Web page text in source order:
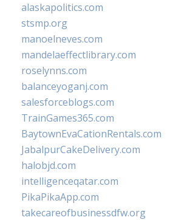
alaskapolitics.com
stsmp.org
manoelneves.com
mandelaeffectlibrary.com
roselynns.com
balanceyoganj.com
salesforceblogs.com
TrainGames365.com
BaytownEvaCationRentals.com
JabalpurCakeDelivery.com
halobjd.com
intelligenceqatar.com
PikaPikaApp.com
takecareofbusinessdfw.org